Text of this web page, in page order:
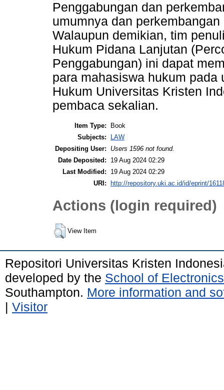
Penggabungan dan
umumnya dan
Walaupun demikian, tim
Hukum Pidana Lanjutan
Penggabungan) ini dapat
para mahasiswa hukum
Hukum Universitas Kristen
pembaca sekalian.
Item Type:
Book
Subjects:
LAW
Depositing User:
Users 1596 not found.
Date Deposited:
19 Aug 2024 02:29
Last Modified:
19 Aug 2024 02:29
URI:
http://repository.uki.ac.id/id/eprint/
Actions (login required)
View Item
Repositori Universitas Kristen
developed by the School of
Southampton. More information and
| Visitor